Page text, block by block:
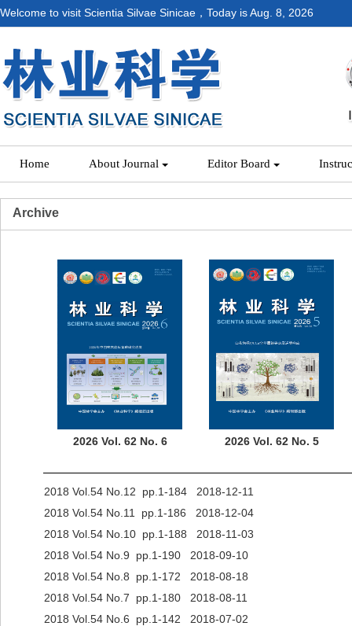
Welcome to visit Scientia Silvae Sinicae，Today isAug. 8, 2026
Home About Journal Editor Board
Archive
2026 Vol. 62 No. 6 2026 Vol. 62 No. 5
2018 Vol.54 No.12 pp.1-184 2018-12-11
2018 Vol.54 No.11 pp.1-186 2018-12-04
2018 Vol.54 No.10 pp.1-188 2018-11-03
2018 Vol.54 No.9 pp.1-190 2018-09-10
2018 Vol.54 No.8 pp.1-172 2018-08-18
2018 Vol.54 No.7 pp.1-180 2018-08-11
2018 Vol.54 No.6 pp.1-142 2018-07-02